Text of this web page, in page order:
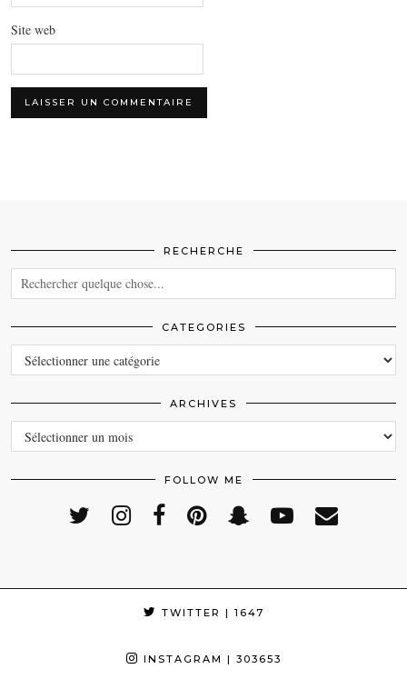
Site web
RECHERCHE
CATEGORIES
CATEGORIES
ARCHIVES
ARCHIVES
FOLLOW ME
TWITTER | 1647
INSTAGRAM | 303653